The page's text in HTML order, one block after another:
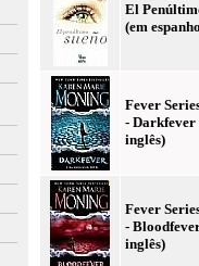
El
(em
Fever
- Darkfever
inglês)
Fever
-
inglês)